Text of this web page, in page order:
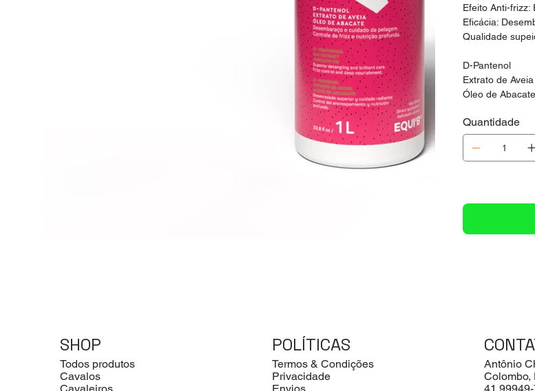
Efeito Anti-
Eficácia:
Qualidade
D-Pantenol
Extrato de Aveia
Óleo de Abacate
Quantidade
SHOP
Todos produtos
Cavalos
POLÍTICAS
Termos & Condições
Privacidade
Antônio
Colombo,